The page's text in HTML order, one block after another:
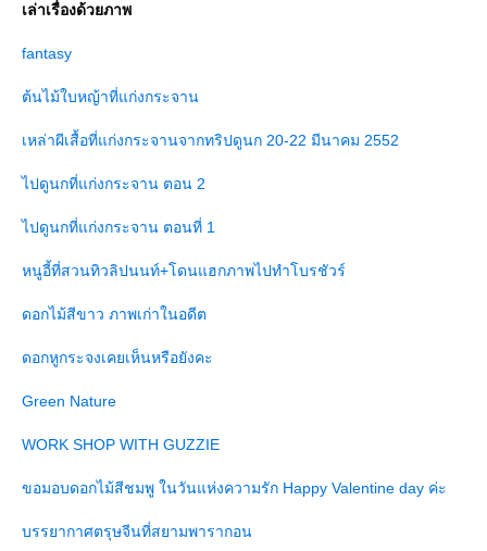
เล่าเรื่องด้วยภาพ
fantasy
ต้นไม้ใบหญ้าที่แก่งกระจาน
เหล่าผีเสื้อที่แก่งกระจานจากทริปดูนก 20-22 มีนาคม 2552
ไปดูนกที่แก่งกระจาน ตอน 2
ไปดูนกที่แก่งกระจาน ตอนที่ 1
หนูอี้ที่สวนทิวลิปนนท์+โดนแฮกภาพไปทำโบรชัวร์
ดอกไม้สีขาว ภาพเก่าในอดีต
ดอกหูกระจงเคยเห็นหรือยังคะ
Green Nature
WORK SHOP WITH GUZZIE
ขอมอบดอกไม้สีชมพู ในวันแห่งความรัก Happy Valentine day ค่ะ
บรรยากาศตรุษจีนที่สยามพารากอน